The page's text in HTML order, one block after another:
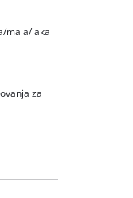
mala/laka
za